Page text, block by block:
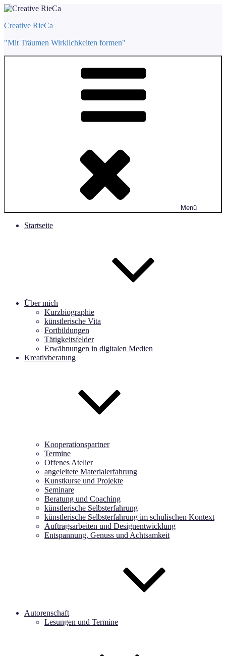
Zum
springen
Creative RieCa
"Mit Träumen Wirklichkeiten formen"
Menü
Startseite
Über mich
Kurzbiographie
künstlerische Vita
Fortbildungen
Tätigkeitsfelder
Erwähnungen in digitalen Medien
Kreativberatung
Kooperationspartner
Termine
Offenes Atelier
angeleitete Materialerfahrung
Kunstkurse und Projekte
Seminare
Beratung und Coaching
künstlerische Selbsterfahrung
künstlerische Selbsterfahrung im schulischen Kontext
Auftragsarbeiten und Designentwicklung
Entspannung, Genuss und Achtsamkeit
Autorenschaft
Lesungen und Termine